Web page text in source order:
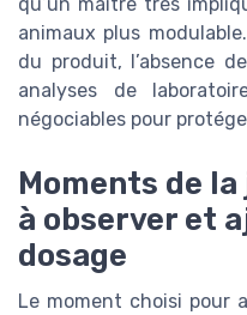
animaux plus
du produit, l’absence
analyses de
négociables pour
Moments de
à observer et
dosage
Le moment choisi pour